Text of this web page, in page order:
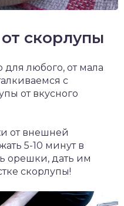
скорлупы
для любого, от мала
с
от вкусного
от внешней
5-10 минут в
орешки, дать им
скорлупы!